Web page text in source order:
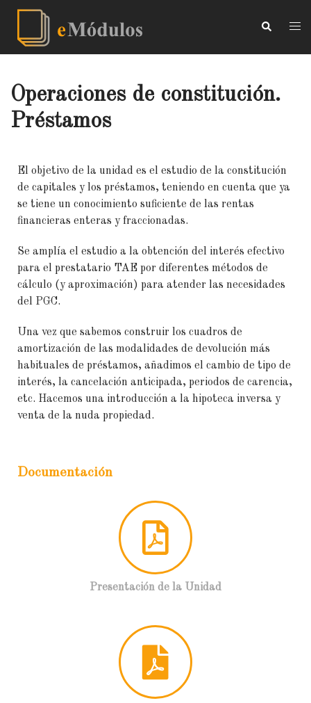
Operaciones de constitución.
Préstamos
El objetivo de la unidad es el estudio de la constitución
de capitales y los préstamos, teniendo en cuenta que ya
se tiene un conocimiento suficiente de las rentas
financieras enteras y fraccionadas.
Se amplía el estudio a la obtención del interés efectivo
para el prestatario TAE por diferentes métodos de
cálculo (y aproximación) para atender las necesidades
del PGC.
Una vez que sabemos construir los cuadros de
amortización de las modalidades de devolución más
habituales de préstamos, añadimos el cambio de tipo de
interés, la cancelación anticipada, periodos de carencia,
etc. Hacemos una introducción a la hipoteca inversa y
venta de la nuda propiedad.
Documentación
Presentación de la Unidad